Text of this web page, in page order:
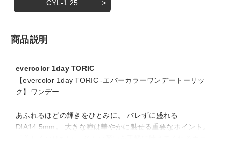
CYL-1.25
商品説明
evercolor 1day TORIC
【evercolor 1day TORIC -エバーカラーワンデートーリッ
ク】ワンデー
あふれるほどの輝きをひとみに。 バレずに盛れる
DIA14.5mm。 大きな瞳は華やかに魅せる重要なポイント。